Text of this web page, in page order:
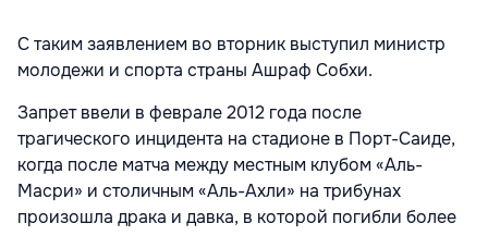
С таким заявлением во вторник выступил министр
молодежи и спорта страны Ашраф Собхи.
Запрет ввели в феврале 2012 года после
трагического инцидента на стадионе в Порт-Саиде,
когда после матча между местным клубом «Аль-
Масри» и столичным «Аль-Ахли» на трибунах
произошла драка и давка, в которой погибли более